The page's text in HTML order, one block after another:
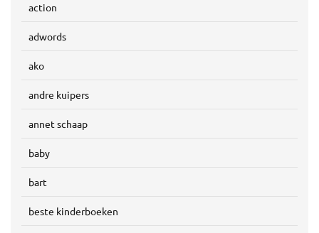
action
adwords
ako
andre kuipers
annet schaap
baby
bart
beste kinderboeken